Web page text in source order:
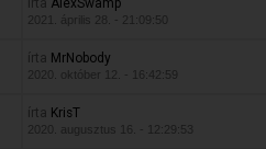
írta AlexSwamp
2021. április 28. - 21:09:50
írta MrNobody
2020. október 12. - 16:42:59
írta KrisT
2020. augusztus 16. - 12:29:53